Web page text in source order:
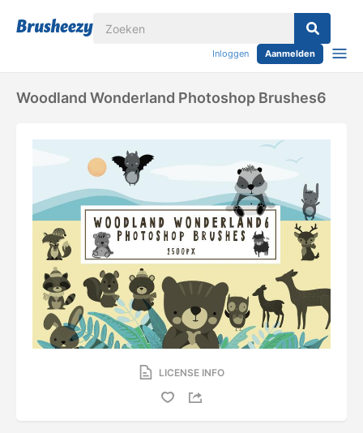
Inloggen Aanmelden
Woodland Wonderland Photoshop Brushes6
LICENSE INFO